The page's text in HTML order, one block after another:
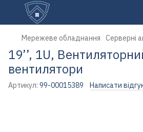
Мережеве обладнання Серверні
19’’, 1U,
вентилятори
Артикул: 99-00015389 Написати